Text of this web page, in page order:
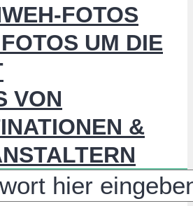
FOTOS
UM DIE
VON
&